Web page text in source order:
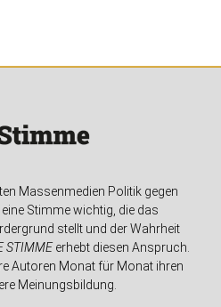
Massenmedien Politik gegen
Stimme wichtig, die das
stellt und der Wahrheit
STIMMEerhebt diesen Anspruch.
Autoren Monat für Monat ihren
Meinungsbildung.